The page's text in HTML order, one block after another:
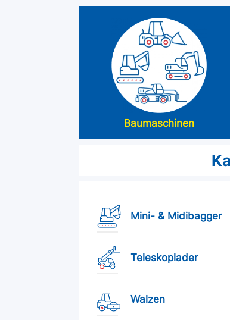
Baumaschinen
Mini- & Midibagger
Teleskoplader
Walzen